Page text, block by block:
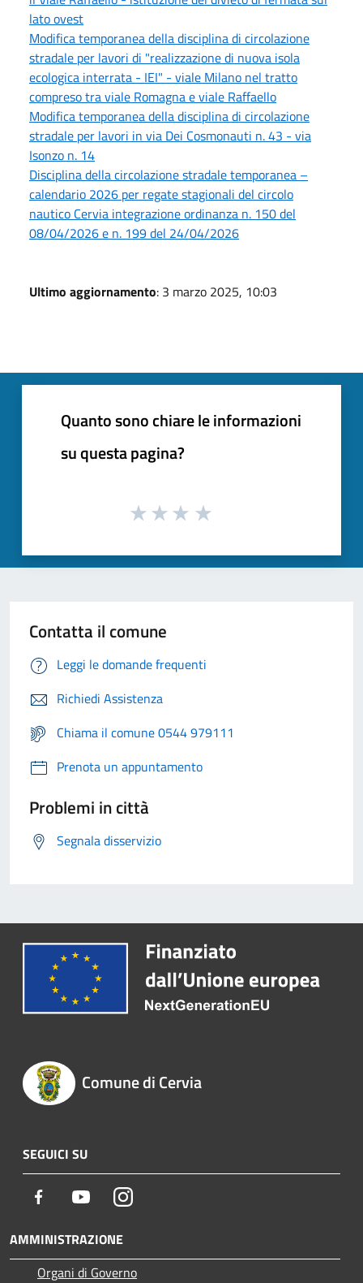
lato ovest
Modifica temporanea della disciplina di circolazione
stradale per lavori di "realizzazione di nuova isola
ecologica interrata - IEI" - viale Milano nel tratto
compreso tra viale Romagna e viale Raffaello
Modifica temporanea della disciplina di circolazione
stradale per lavori in via Dei Cosmonauti n. 43 - via
Isonzo n. 14
Disciplina della circolazione stradale temporanea –
calendario 2026 per regate stagionali del circolo
nautico Cervia integrazione ordinanza n. 150 del
08/04/2026 e n. 199 del 24/04/2026
Ultimo aggiornamento: 3 marzo 2025, 10:03
Quanto sono chiare le informazioni
su questa pagina?
Contatta il comune
Leggi le domande frequenti
Richiedi Assistenza
Chiama il comune 0544 979111
Prenota un appuntamento
Problemi in città
Segnala disservizio
Comune di Cervia
SEGUICI SU
Facebook YoutubeInstagram
AMMINISTRAZIONE
Organi di Governo